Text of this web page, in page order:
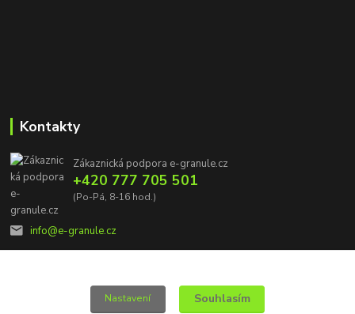
Kontakty
Zákaznická podpora e-granule.cz
+420 777 705 501
(Po-Pá, 8-16 hod.)
info@e-granule.cz
Nastavení Souhlasím